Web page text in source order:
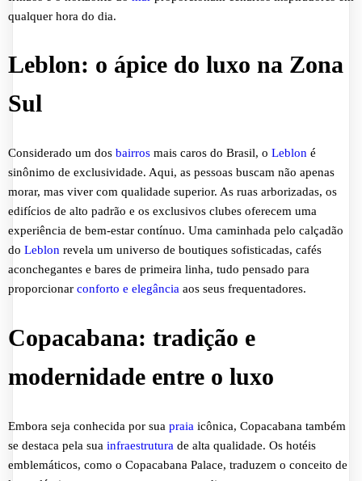
qualquer hora do dia.
Leblon: o ápice do luxo na Zona
Sul
Considerado um dos bairros mais caros do Brasil, o Leblon é
sinônimo de exclusividade. Aqui, as pessoas buscam não apenas
morar, mas viver com qualidade superior. As ruas arborizadas, os
edifícios de alto padrão e os exclusivos clubes oferecem uma
experiência de bem-estar contínuo. Uma caminhada pelo calçadão
do Leblon revela um universo de boutiques sofisticadas, cafés
aconchegantes e bares de primeira linha, tudo pensado para
proporcionar conforto e elegância aos seus frequentadores.
Copacabana: tradição e
modernidade entre o luxo
Embora seja conhecida por sua praia icônica, Copacabana também
se destaca pela sua infraestrutura de alta qualidade. Os hotéis
emblemáticos, como o Copacabana Palace, traduzem o conceito de